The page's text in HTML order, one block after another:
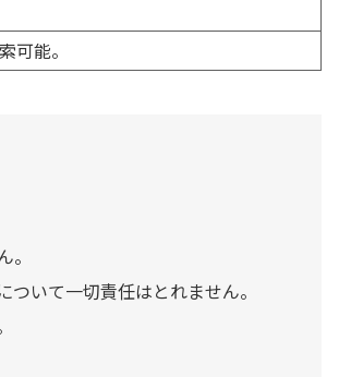
可能。
いて一切責任はとれません。